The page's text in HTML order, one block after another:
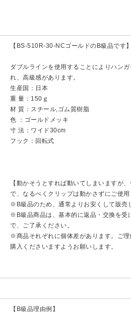
【BS-510R-30-NCゴールドのB級品です】
ダブルラインを使用することによりハン
れ、高級感があります。
生産国：日本
重 量：150ｇ
材 質：スチール,ゴム質樹脂
色 ：ゴールドメッキ
寸 法：ワイド30cm
フック：回転式
【動かそうとすれば動いてしまいますが
で、なるべくクリップは動かさずにご使用
※B級品のため、通常よりお安くして販売
※B級品商品は、基本的に返品・交換を受
で、ご了承ください。
※商品それぞれに個体差があります。ご
購入くださいますようお願いします。
【B級品理由例】